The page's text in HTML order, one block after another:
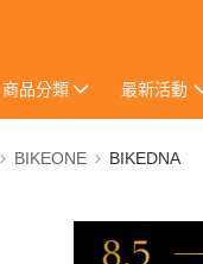
商品分類 最新活動
BIKEONE BIKEDNA